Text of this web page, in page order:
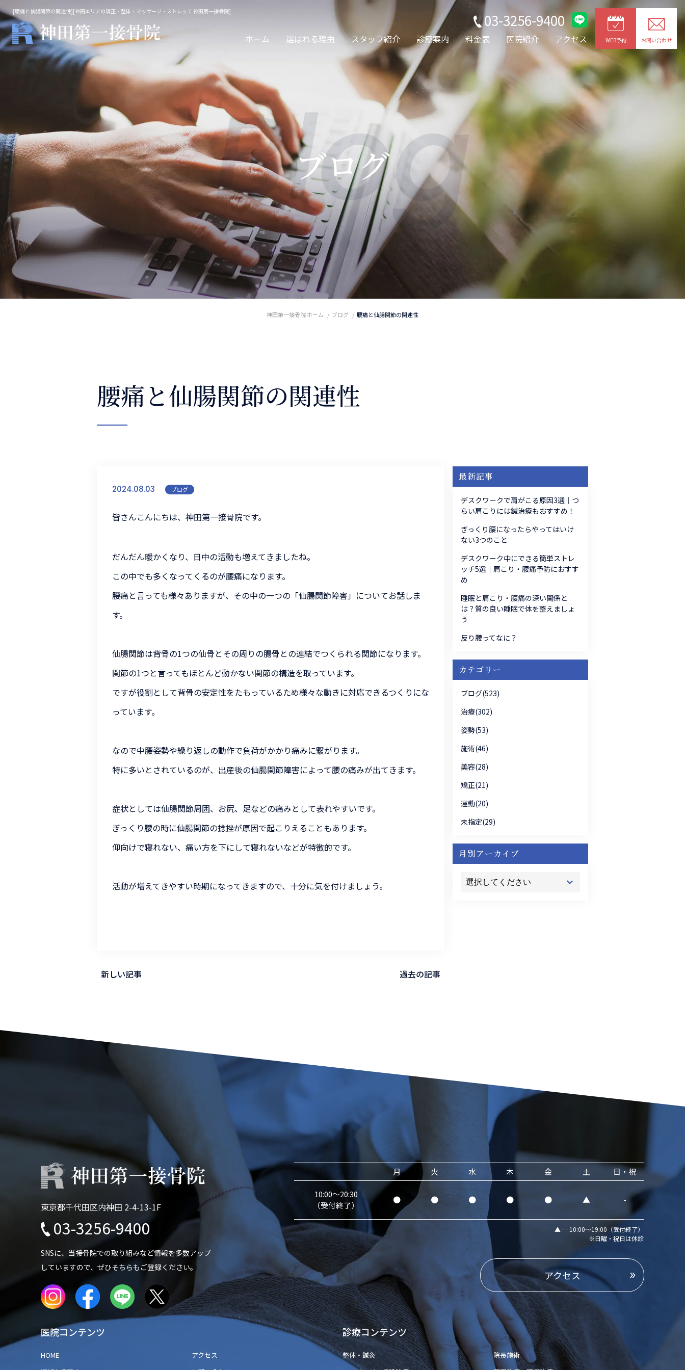
[腰痛と仙腸関節の関連性][神田エリアの矯正・整体・マッサージ・ストレッチ 神田第一接骨院] 03-3256-9400
ホーム 選ばれる理由 スタッフ紹介 診療案内
整体・鍼灸 マッサージ・保険診療 交通事故 JOYトレ・キャビプロ
院長施術 不眠治療・頭痛治療 カッピング・ストレッチ
整体コラム
料金表 医院紹介 アクセス WEB予約 お問い合わせ
Blog
ブログ
神田第一接骨院 ホーム ブログ 腰痛と仙腸関節の関連性
腰痛と仙腸関節の関連性
2024.08.03 ブログ
皆さんこんにちは、神田第一接骨院です。
だんだん暖かくなり、日中の活動も増えてきましたね。
この中でも多くなってくるのが腰痛になります。
腰痛と言っても様々ありますが、その中の一つの「仙腸関節障害」についてお話しま
す。
仙腸関節は背骨の1つの仙骨とその周りの腸骨との連結でつくられる関節になります。
関節の1つと言ってもほとんど動かない関節の構造を取っています。
ですが役割として背骨の安定性をたもっているため様々な動きに対応できるつくりにな
っています。
なので中腰姿勢や繰り返しの動作で負荷がかかり痛みに繋がります。
特に多いとされているのが、出産後の仙腸関節障害によって腰の痛みが出てきます。
症状としては仙腸関節周囲、お尻、足などの痛みとして表れやすいです。
ぎっくり腰の時に仙腸関節の捻挫が原因で起こりえることもあります。
仰向けで寝れない、痛い方を下にして寝れないなどが特徴的です。
活動が増えてきやすい時期になってきますので、十分に気を付けましょう。
新しい記事 過去の記事
最新記事
デスクワークで肩がこる原因3選｜つ
らい肩こりには鍼治療もおすすめ！
ぎっくり腰になったらやってはいけ
ない3つのこと
デスクワーク中にできる簡単ストレ
ッチ5選｜肩こり・腰痛予防におすす
め
睡眠と肩こり・腰痛の深い関係と
は？質の良い睡眠で体を整えましょ
う
反り腰ってなに？
カテゴリー
ブログ(523)
治療(302)
姿勢(53)
施術(46)
美容(28)
矯正(21)
運動(20)
未指定(29)
月別アーカイブ
東京都千代田区内神田 2-4-13-1F
03-3256-9400
SNSに、当接骨院での取り組みなど情報を多数アップ
していますので、 ぜひそちらもご登録ください。
月 火 水 木 金 土 日・祝
10:00～20:30
（受付終了）
● ● ● ● ● ▲ -
▲ … 10:00～19:00（受付終了）
※日曜・祝日は休診
アクセス
医院コンテンツ
HOME
アクセス
診療コンテンツ
整体・鍼灸
院長施術